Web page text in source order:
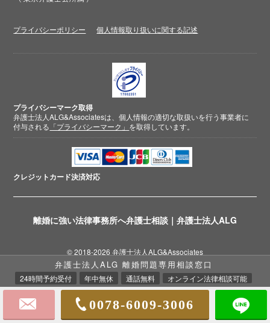
離婚に強い法律事務所へ弁護士相談｜弁護士法人ALG
プライバシーポリシー 個人情報取り扱いに関する記述
プライバシーマーク取得
弁護士法人ALG&Associatesは、個人情報の適切な取扱いを行う事業者に
付与される 「プライバシーマーク」 を取得しています。
クレジットカード決済対応
© 2018-2026 弁護士法人ALG&Associates
離婚相談弁護士
弁護士法人ALG 離婚問題専用相談窓口
24時間予約受付 年中無休 通話無料 オンライン法律相談可能
0078-6009-3006